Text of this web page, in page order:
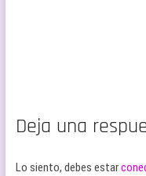
Deja una
Lo siento, debes estar